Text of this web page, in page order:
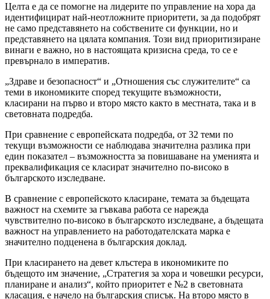
Целта е да се помогне на лидерите по управление на хора да
идентифицират най-неотложните приоритети, за да подобрят
не само представянето на собствените си функции, но и
представянето на цялата компания. Този вид приоритизиране
винаги е важно, но в настоящата кризисна среда, то се е
превърнало в императив.
„Здраве и безопасност“ и „Отношения със служителите“ са
теми в икономиките според текущите възможности,
класирани на първо и второ място както в местната, така и в
световната подредба.
При сравнение с европейската подредба, от 32 теми по
текущи възможности се наблюдава значителна разлика при
един показател – възможността за повишаване на уменията и
преквалификация се класират значително по-високо в
българското изследване.
В сравнение с европейското класиране, темата за бъдещата
важност на схемите за гъвкава работа се нарежда
чувствително по-високо в българското изследване, а бъдещата
важност на управлението на работодателската марка е
значително подценена в българския доклад.
При класирането на девет клъстера в икономиките по
бъдещото им значение, „Стратегия за хора и човешки ресурси,
планиране и анализ“, който приоритет е №2 в световната
класация, е начело на българския списък. На второ място в